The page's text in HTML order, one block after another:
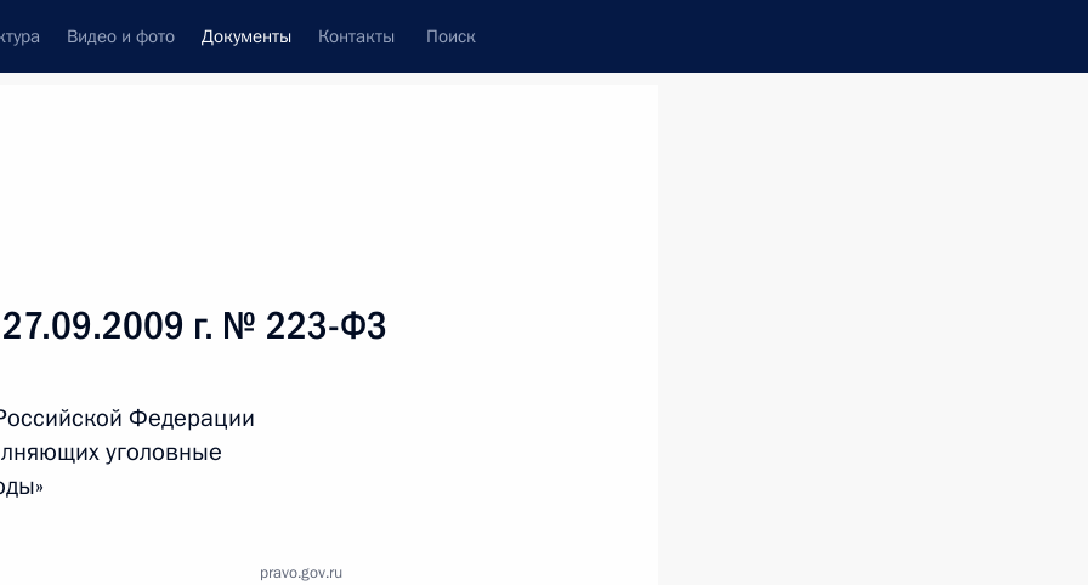
Видео и фото Документы Контакты Поиск
27.09.2009 г. № 223-ФЗ
Федерации
уголовные
pravo.gov.ru